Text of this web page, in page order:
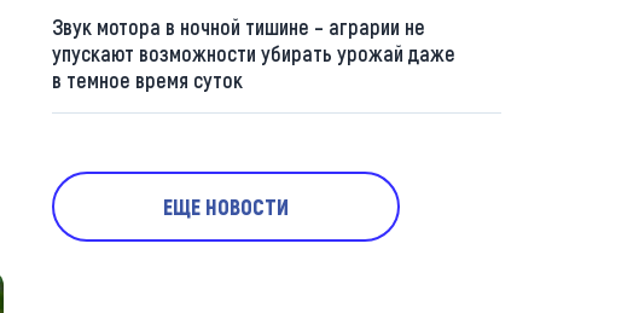
Звук мотора в ночной тишине – аграрии не
упускают возможности убирать урожай даже
в темное время суток
ЕЩЕ НОВОСТИ